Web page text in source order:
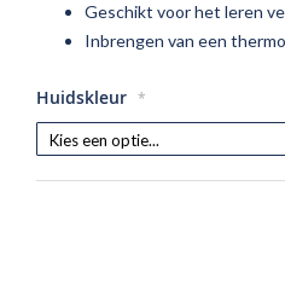
Geschikt voor het leren
Inbrengen van een
Huidskleur